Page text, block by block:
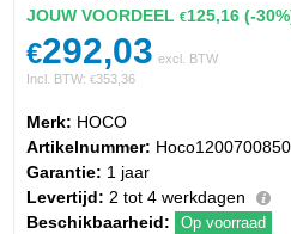
JOUW VOORDEEL€125,16 (-
€292,03 excl. BTW
Incl. BTW:€353,36
Merk: HOCO
Artikelnummer: Hoco1200700850
Garantie: 1 jaar
Levertijd: 2 tot 4 werkdagen
Beschikbaarheid:
Op voorraad